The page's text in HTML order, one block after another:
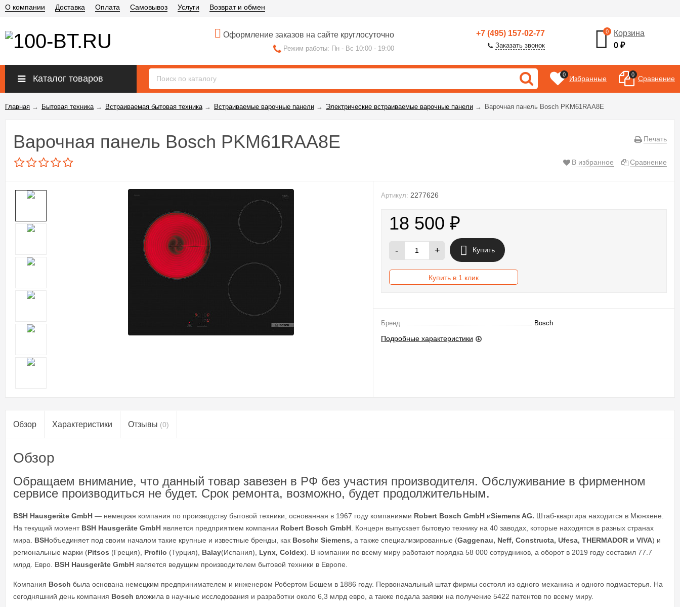
О компании Доставка Оплата Самовывоз Услуги Возврат и обмен
Оформление заказов на сайте круглосуточно
Режим работы: Пн - Вс 10:00 - 19:00
+7 (495) 157-02-77
Заказать звонок
0
Корзина
0₽
Каталог товаров 0 Избранные 0 Сравнение
Главная → Бытовая техника→ Встраиваемая бытовая техника→ Встраиваемые варочные панели → Электрические встраиваемые варочные панели → Варочная панель Bosch PKM61RAA8E
Печать
Варочная панель Bosch PKM61RAA8E
В избранное Сравнение
Артикул: 2277626
18 500₽
- + Купить
Купить в 1 клик
Бренд Bosch
Подробные характеристики
Обзор Характеристики Отзывы (0)
Обзор
Обращаем внимание, что данный товар завезен в РФ без участия производителя. Обслуживание в фирменном
сервисе производиться не будет. Срок ремонта, возможно, будет продолжительным.
BSH Hausgeräte GmbH — немецкая компания по производству бытовой техники, основанная в 1967 году компаниями Robert Bosch GmbH иSiemens AG. Штаб-квартира находится в Мюнхене.
На текущий момент BSH Hausgeräte GmbH является предприятием компании Robert Bosch GmbH . Концерн выпускает бытовую технику на 40 заводах, которые находятся в разных странах
мира. BSHобъединяет под своим началом такие крупные и известные бренды, как Boschи Siemens, а также специализированные (Gaggenau, Neff, Constructa, Ufesa, THERMADOR и VIVA) и
региональные марки (Pitsos (Греция), Profilo (Турция), Balay(Испания), Lynx, Coldex). В компании по всему миру работают порядка 58 000 сотрудников, а оборот в 2019 году составил 77.7
млрд. Евро. BSH Hausgeräte GmbH является ведущим производителем бытовой техники в Европе.
Компания Bosch была основана немецким предпринимателем и инженером Робертом Бошем в 1886 году. Первоначальный штат фирмы состоял из одного механика и одного подмастерья. На
сегодняшний день компания Bosch вложила в научные исследования и разработки около 6,3 млрд евро, а также подала заявки на получение 5422 патентов по всему миру.